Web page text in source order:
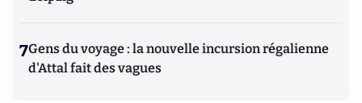
7Gens du voyage : la nouvelle incursion régalienne
d'Attal fait des vagues